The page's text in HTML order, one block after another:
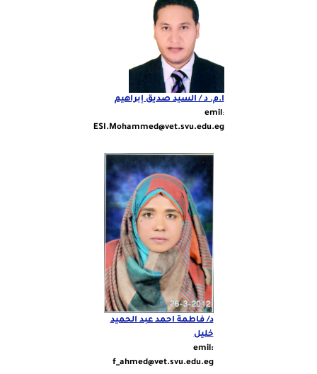
ا.م. د / السيد صديق إبراهيم
:
emil
ESI.Mohammed@vet.svu.edu.eg
د/ فاطمة احمد عبد الحميد
خليل
:emil
f_ahmed@vet.svu.edu.eg